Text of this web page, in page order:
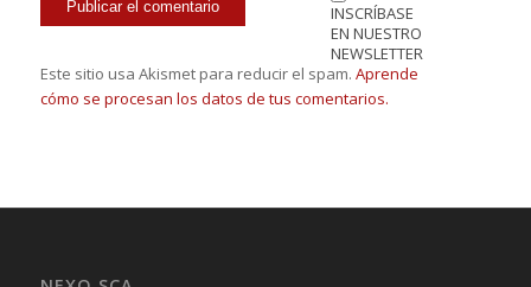
INSCRÍBASE
EN NUESTRO
NEWSLETTER
Este sitio usa Akismet para reducir el spam. Aprende
cómo se procesan los datos de tus comentarios.